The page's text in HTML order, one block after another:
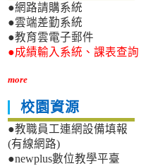
●網路請購系統
●雲端差勤系統
●教育雲電子郵件
●成績輸入系統、課表查詢
more
校園資源
●教職員工連網設備填報
(有線網路)
●newplus數位教學平臺